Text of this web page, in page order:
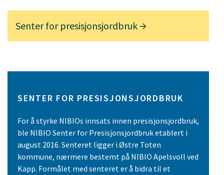
Senter for presisjonsjordbruk
SENTER FOR PRESISJONSJORDBRUK
For å styrke NIBIOs innsats innen presisjonsjordbruk,
ble NIBIO Senter for Presisjonsjordbruk etablert i
august 2016. Senteret ligger i Østre Toten
kommune, nærmere bestemt på NIBIO Apelsvoll ved
Kapp. Formålet med senteret er å bidra til et